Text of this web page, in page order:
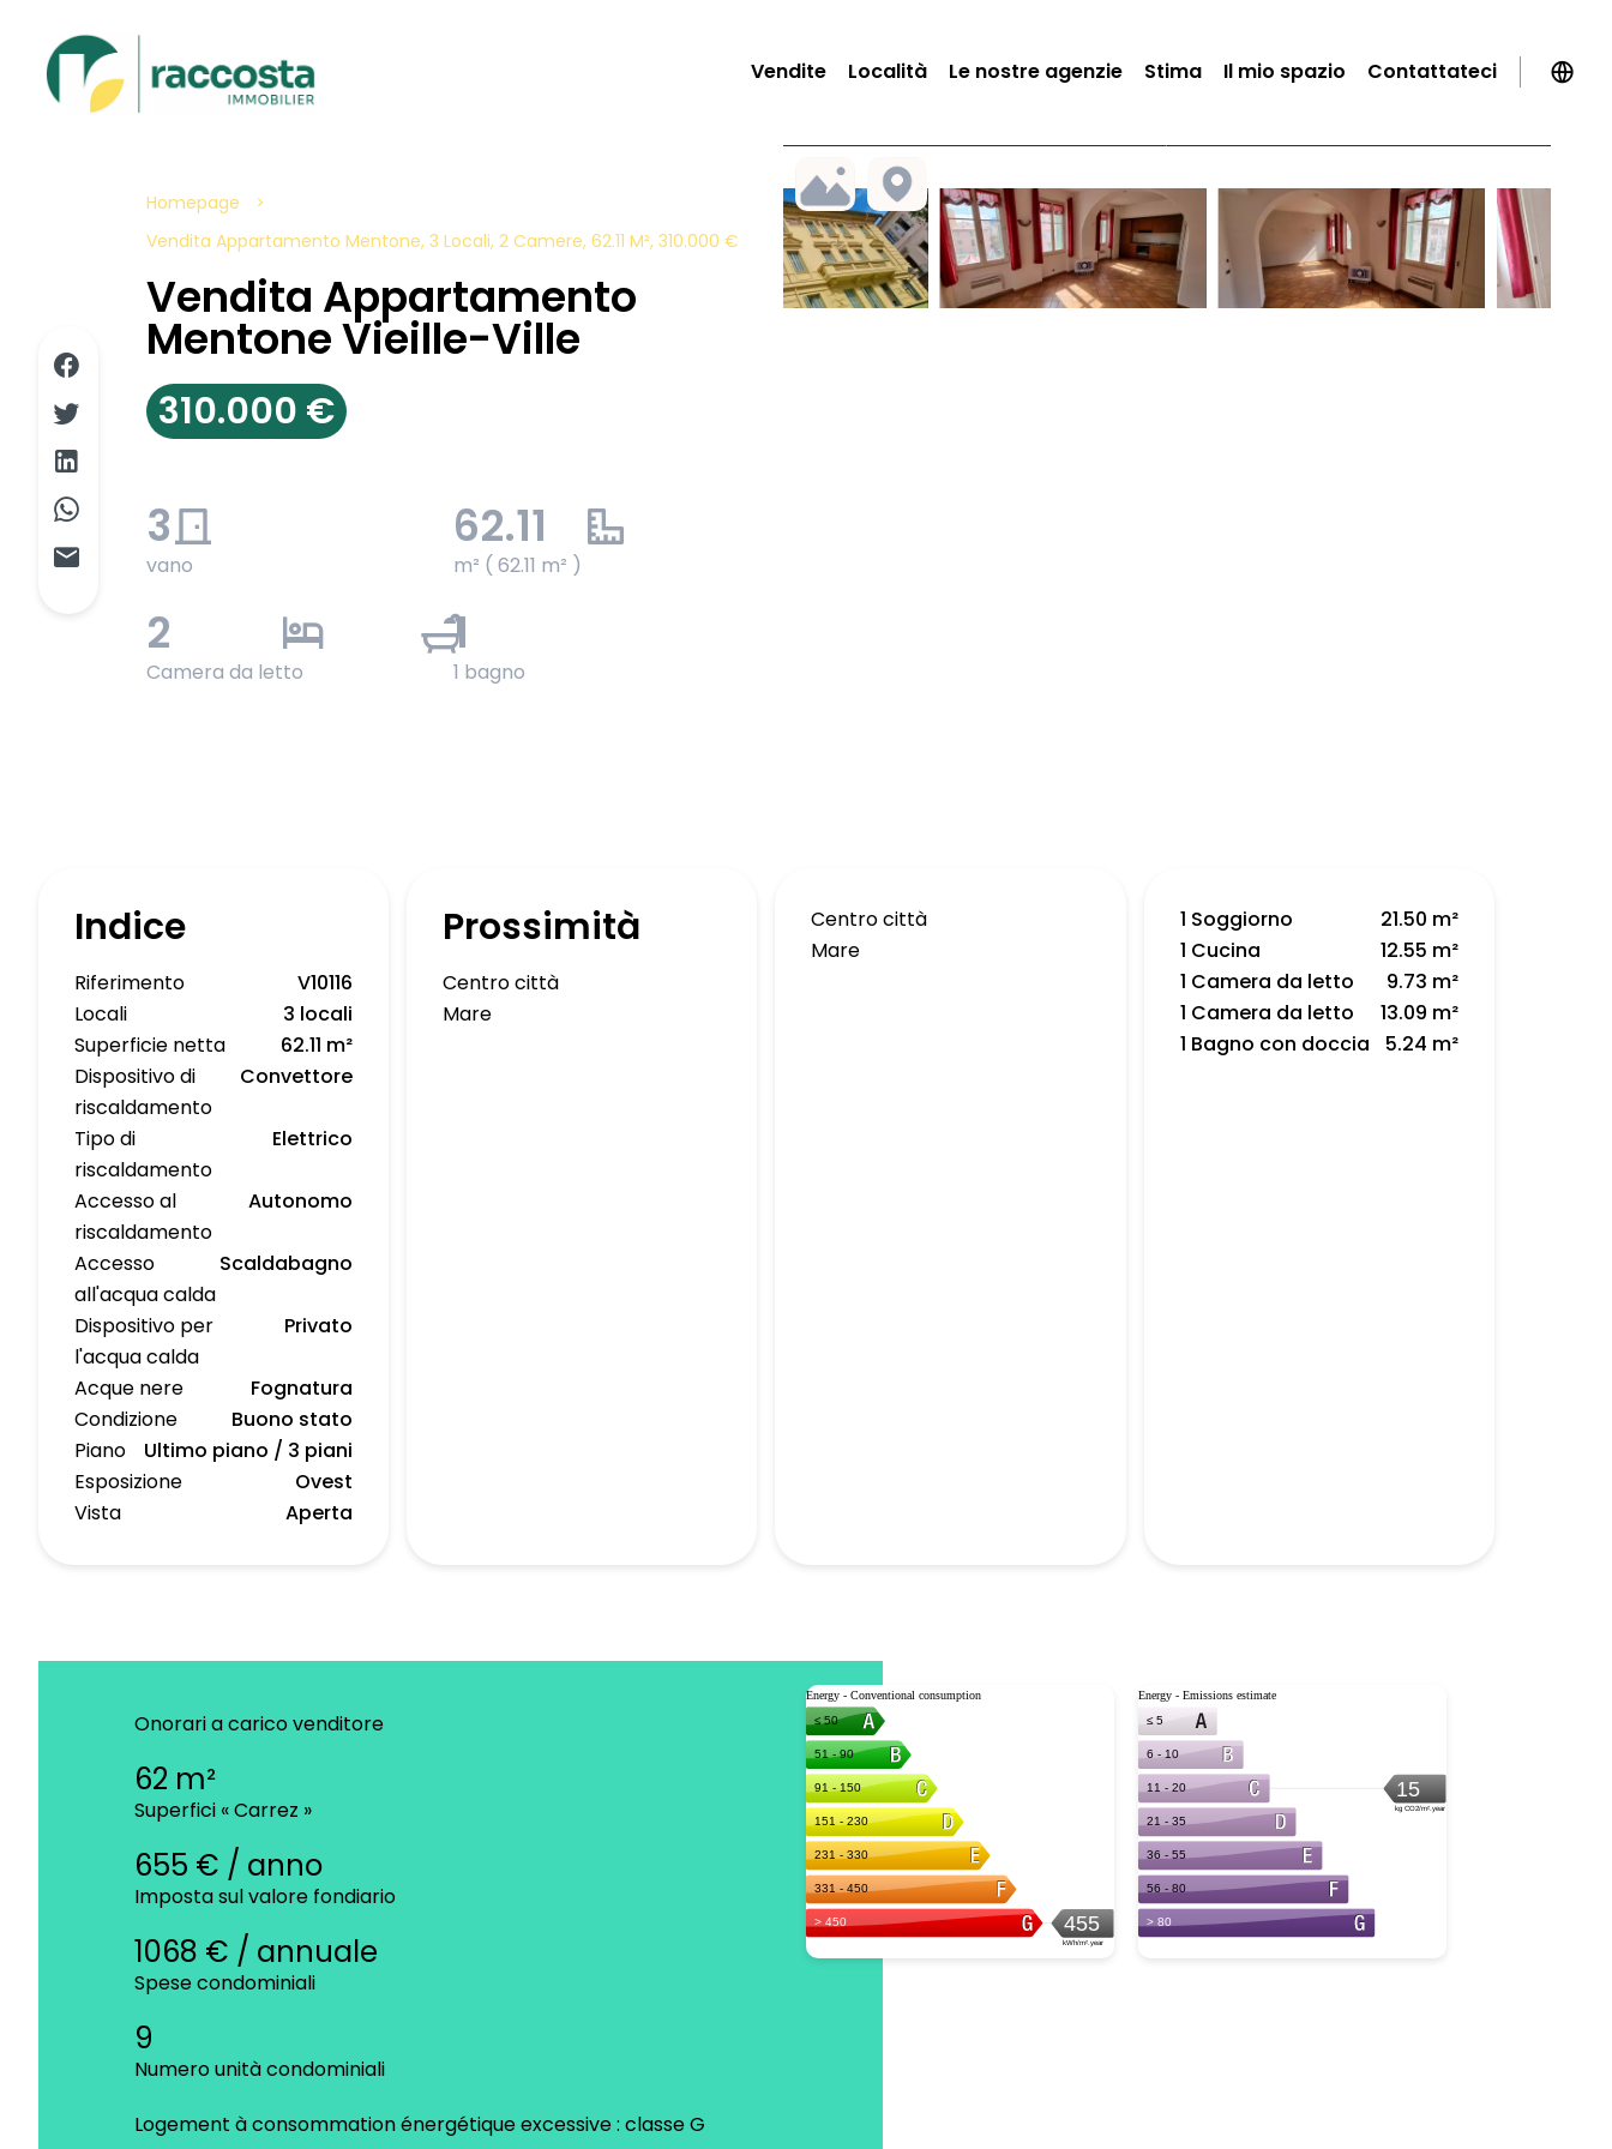
Vendite Località Le nostre agenzie Stima Il mio spazio Contattateci
Homepage
Vendita Appartamento Mentone, 3 Locali, 2 Camere, 62.11 M², 310.000 €
Vendita Appartamento
Mentone Vieille-Ville
310.000 €
3
vano
62.11
m² ( 62.11 m² )
2
Camera da letto
1
1 bagno
Indice
Riferimento
V10116
Locali
3 locali
Superficie netta
62.11 m²
Dispositivo di
riscaldamento
Convettore
Tipo di
riscaldamento
Elettrico
Accesso al
riscaldamento
Autonomo
Accesso
all'acqua calda
Scaldabagno
Dispositivo per
l'acqua calda
Privato
Acque nere
Fognatura
Condizione
Buono stato
Piano
Ultimo piano / 3 piani
Esposizione
Ovest
Vista
Aperta
Prossimità
Centro città
Mare
Centro città
Mare
1 Soggiorno
21.50 m²
1 Cucina
12.55 m²
1 Camera da letto
9.73 m²
1 Camera da letto
13.09 m²
1 Bagno con doccia
5.24 m²
Onorari a carico venditore
62 m²
Superfici « Carrez »
655 € / anno
Imposta sul valore fondiario
1068 € / annuale
Spese condominiali
9
Numero unità condominiali
Logement à consommation énergétique excessive : classe G